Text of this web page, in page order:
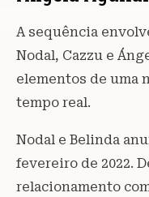
A sequência
Nodal, Cazzu e
elementos de uma
tempo real.
Nodal e Belinda
fevereiro de 2022.
relacionamento